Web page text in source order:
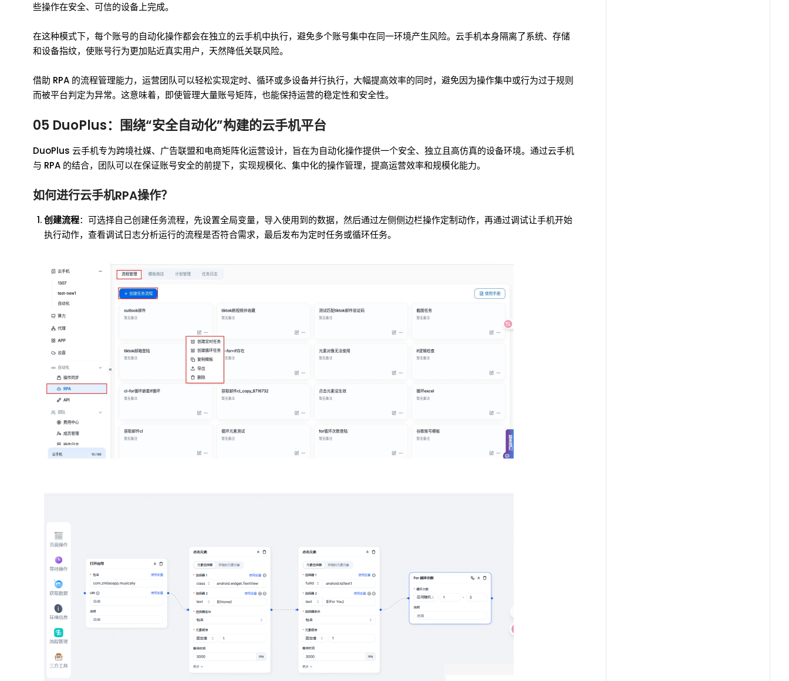
些操作在安全、可信的设备上完成。
在这种模式下，每个账号的自动化操作都会在独立的云手机中执行，避免多个账号集中在同一环境产生风险。云手机本身隔离了系统、存储
和设备指纹，使账号行为更加贴近真实用户，天然降低关联风险。
借助 RPA 的流程管理能力，运营团队可以轻松实现定时、循环或多设备并行执行，大幅提高效率的同时，避免因为操作集中或行为过于规则
而被平台判定为异常。这意味着，即使管理大量账号矩阵，也能保持运营的稳定性和安全性。
05 DuoPlus：围绕“安全自动化”构建的云手机平台
DuoPlus 云手机专为跨境社媒、广告联盟和电商矩阵化运营设计，旨在为自动化操作提供一个安全、独立且高仿真的设备环境。通过云手机
与 RPA 的结合，团队可以在保证账号安全的前提下，实现规模化、集中化的操作管理，提高运营效率和规模化能力。
如何进行云手机RPA操作？
创建流程：可选择自己创建任务流程，先设置全局变量，导入使用到的数据，然后通过左侧侧边栏操作定制动作，再通过调试让手机开始
执行动作，查看调试日志分析运行的流程是否符合需求，最后发布为定时任务或循环任务。